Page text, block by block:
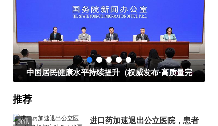
中国居民健康水平持续提升（权威发布·高质量完
推荐
资讯
进口药加速退出公立医院，患者